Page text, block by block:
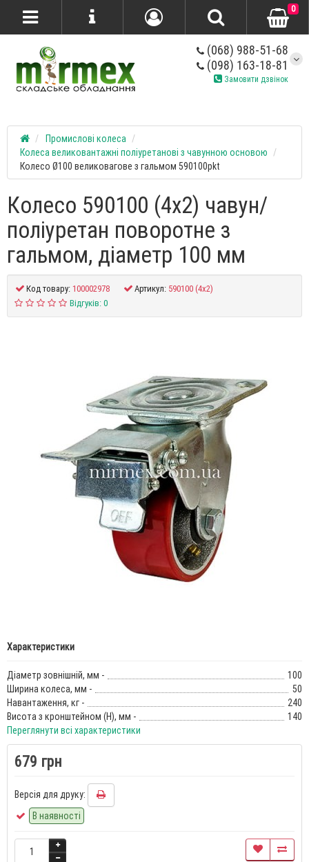
(068) 988-51-68
(098) 163-18-81
Замовити дзвінок
0
Промислові колеса
Колеса великовантажні поліуретанові з чавунною основою
Колесо Ø100 великовагове з гальмом 590100pkt
Колесо 590100 (4x2) чавун/
поліуретан поворотне з
гальмом, діаметр 100 мм
Код товару:100002978 Артикул: 590100 (4x2)
Відгуків: 0
Характеристики
Діаметр зовнішній, мм -
100
Ширина колеса, мм -
50
Навантаження, кг -
240
Висота з кронштейном (Н), мм -
140
Переглянути всі характеристики
679 грн
Версія для друку:
В наявності